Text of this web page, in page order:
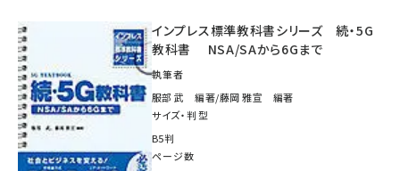
インプレス標準教科書シリーズ 続・5G
教科書 NSA/SAから6Gまで
執筆者
服部 武 編著/藤岡 雅宣 編著
サイズ・判型
B5判
ページ数